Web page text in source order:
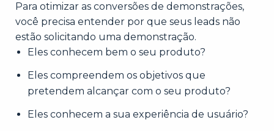
Para otimizar as conversões de demonstrações,
você precisa entender por que seus leads não
estão solicitando uma demonstração.
Eles conhecem bem o seu produto?
Eles compreendem os objetivos que
pretendem alcançar com o seu produto?
Eles conhecem a sua experiência de usuário?